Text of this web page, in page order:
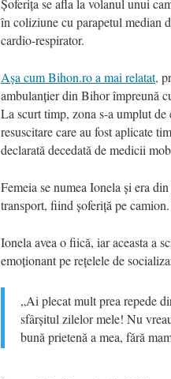
în coliziune cu parapetul median
cardio-respirator.
Așa cum Bihon.ro a mai relatat,
ambulanțier din Bihor împreună
La scurt timp, zona s-a umplut
resuscitare care au fost aplicate
declarată decedată de medicii
Femeia se numea Ionela și era
transport, fiind șoferiță pe
Ionela avea o fiică, iar aceasta a
emoționant pe rețelele de
„Ai plecat mult prea repede
sfârșitul zilelor mele! Nu
bună prietenă a mea, fără